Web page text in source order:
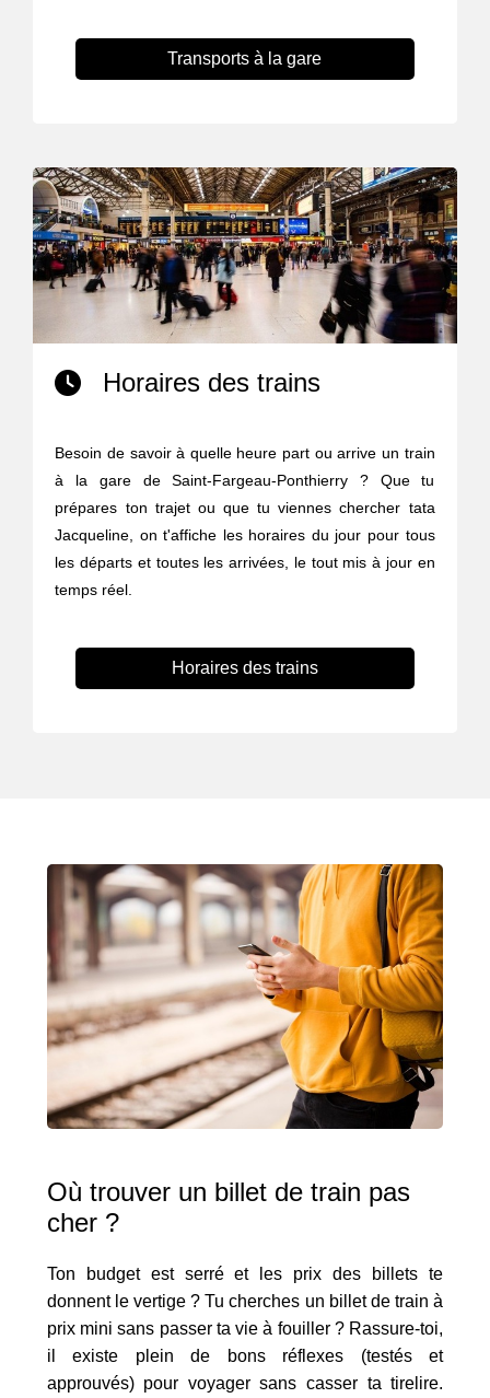
Transports à la gare
Horaires des trains
Besoin de savoir à quelle heure part ou arrive un train
à la gare de Saint-Fargeau-Ponthierry ? Que tu
prépares ton trajet ou que tu viennes chercher tata
Jacqueline, on t'affiche les horaires du jour pour tous
les départs et toutes les arrivées, le tout mis à jour en
temps réel.
Horaires des trains
Où trouver un billet de train pas
cher ?
Ton budget est serré et les prix des billets te
donnent le vertige ? Tu cherches un billet de train à
prix mini sans passer ta vie à fouiller ? Rassure-toi,
il existe plein de bons réflexes (testés et
approuvés) pour voyager sans casser ta tirelire.